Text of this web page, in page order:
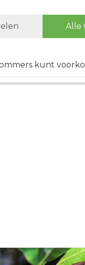
Alle
kunt